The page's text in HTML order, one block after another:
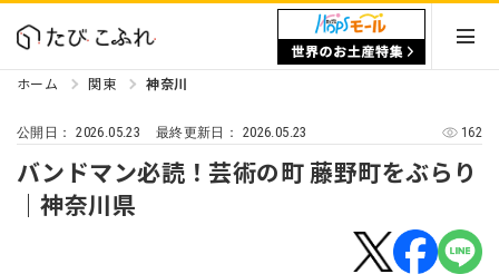
ホーム 関東 神奈川
公開日：2026.05.23 最終更新日： 2026.05.23 162
バンドマン必読！芸術の町 藤野町をぶらり
｜神奈川県